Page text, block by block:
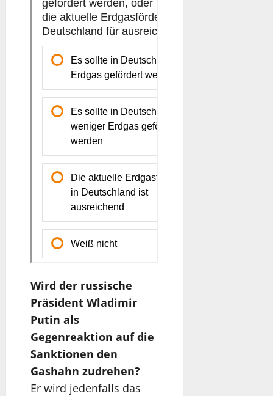
Wird der russische
Präsident Wladimir
Putin als
Gegenreaktion auf die
Sanktionen den
Gashahn zudrehen?
Er wird jedenfalls das